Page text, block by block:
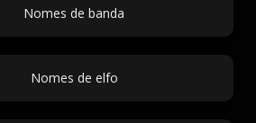
Nomes de banda
Nomes de elfo